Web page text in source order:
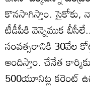
కొనసాగిస్తాం. సైకోకు,
టీడీపీకి వెన్నెముక
సంవత్సరానికి 30వేల
అందిస్తాం. చేనేత
500యూనిట్ల కరెంట్‌